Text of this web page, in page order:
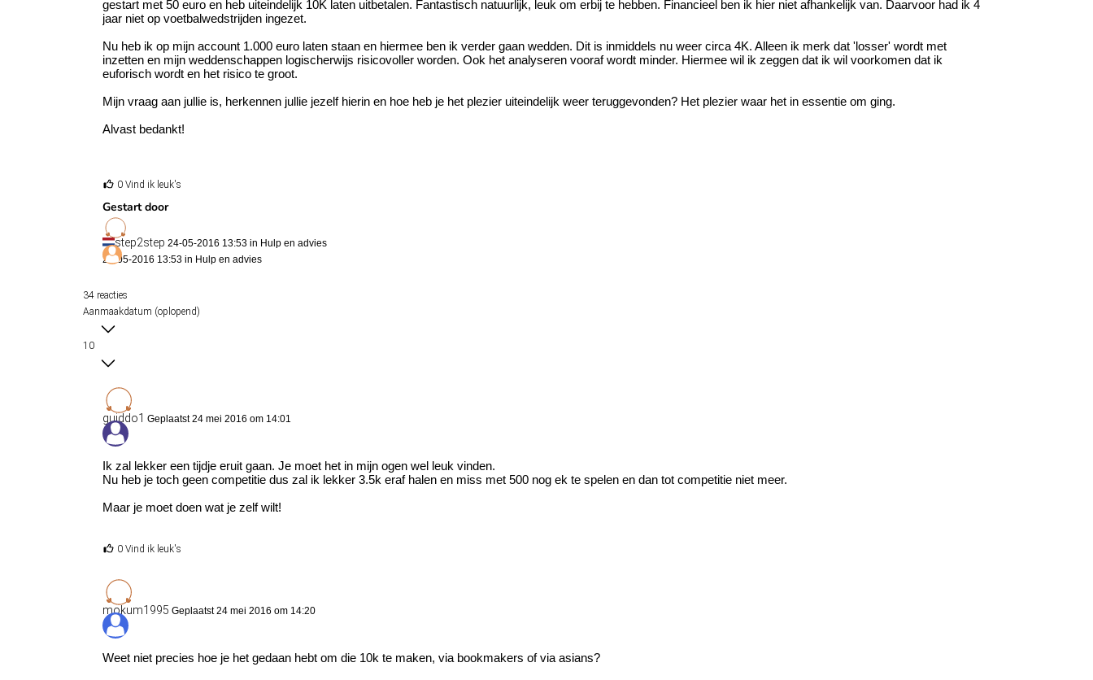
gestart met 50 euro en heb uiteindelijk 10K laten uitbetalen. Fantastisch natuurlijk, leuk om erbij te hebben. Financieel ben ik hier niet afhankelijk van. Daarvoor had ik 4
jaar niet op voetbalwedstrijden ingezet.
Nu heb ik op mijn account 1.000 euro laten staan en hiermee ben ik verder gaan wedden. Dit is inmiddels nu weer circa 4K. Alleen ik merk dat 'losser' wordt met
inzetten en mijn weddenschappen logischerwijs risicovoller worden. Ook het analyseren vooraf wordt minder. Hiermee wil ik zeggen dat ik wil voorkomen dat ik
euforisch wordt en het risico te groot.
Mijn vraag aan jullie is, herkennen jullie jezelf hierin en hoe heb je het plezier uiteindelijk weer teruggevonden? Het plezier waar het in essentie om ging.
Alvast bedankt!
0 Vind ik leuk's
Gestart door
step2step 24-05-2016 13:53 in Hulp en advies
24-05-2016 13:53 in Hulp en advies
34 reacties
Aanmaakdatum (oplopend)
10
guiddo1 Geplaatst 24 mei 2016 om 14:01
Ik zal lekker een tijdje eruit gaan. Je moet het in mijn ogen wel leuk vinden.
Nu heb je toch geen competitie dus zal ik lekker 3.5k eraf halen en miss met 500 nog ek te spelen en dan tot competitie niet meer.
Maar je moet doen wat je zelf wilt!
0 Vind ik leuk's
mokum1995 Geplaatst 24 mei 2016 om 14:20
Weet niet precies hoe je het gedaan hebt om die 10k te maken, via bookmakers of via asians?